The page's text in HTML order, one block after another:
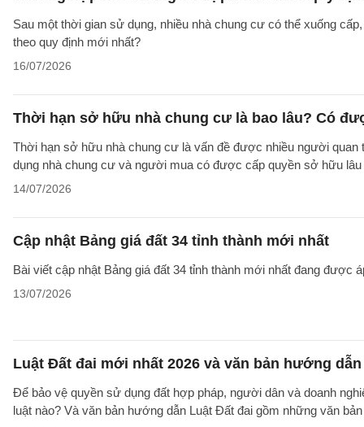
Sau một thời gian sử dụng, nhiều nhà chung cư có thể xuống
theo quy định mới nhất?
16/07/2026
Thời hạn sở hữu nhà chung cư là bao lâu? Có
Thời hạn sở hữu nhà chung cư là vấn đề được nhiều người quan
dụng nhà chung cư và người mua có được cấp quyền sở hữu
14/07/2026
Cập nhật Bảng giá đất 34 tỉnh thành mới nhất
Bài viết cập nhật Bảng giá đất 34 tỉnh thành mới nhất đang được
13/07/2026
Luật Đất đai mới nhất 2026 và văn bản hướng
Để bảo vệ quyền sử dụng đất hợp pháp, người dân và doanh
luật nào? Và văn bản hướng dẫn Luật Đất đai gồm những văn